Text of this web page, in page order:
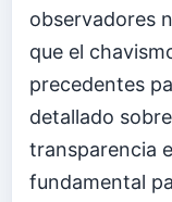
observadores
que el
precedentes
detallado
transparencia
fundamental